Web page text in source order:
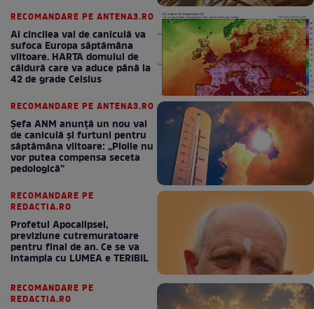
RECOMANDARE PE ANTENA3.RO
Al cincilea val de caniculă va
sufoca Europa săptămâna
viitoare. HARTA domului de
căldură care va aduce până la
42 de grade Celsius
RECOMANDARE PE ANTENA3.RO
Șefa ANM anunță un nou val
de caniculă și furtuni pentru
săptămâna viitoare: „Ploile nu
vor putea compensa seceta
pedologică”
RECOMANDARE PE
REDACTIA.RO
Profetul Apocalipsei,
previziune cutremuratoare
pentru final de an. Ce se va
intampla cu LUMEA e TERIBIL
RECOMANDARE PE
REDACTIA.RO